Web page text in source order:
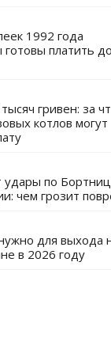
1992 года
платить
гривен: за
котлов могут
удары по
чем грозит
для выхода
в 2026 году